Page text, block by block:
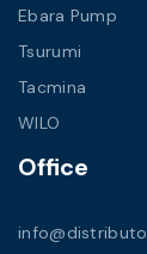
Ebara Pump
Tsurumi
Tacmina
WILO
Office